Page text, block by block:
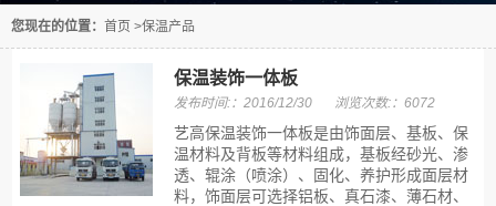
您现在的位置： 首页 >保温产品
保温装饰一体板
发布时间:：2016/12/30 浏览次数:：6072
艺高保温装饰一体板是由饰面层、基板、保
温材料及背板等材料组成，基板经砂光、渗
透、辊涂（喷涂）、固化、养护形成面层材
料，饰面层可选择铝板、真石漆、薄石材、